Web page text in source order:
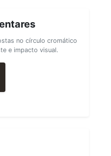
no círculo cromático
e impacto visual.